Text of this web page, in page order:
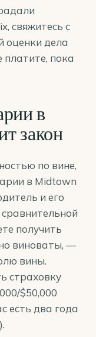
свяжитесь с
оценки дела
платите, пока
в
закон
по вине,
в Midtown
и его
получить
виноваты, —
вины.
страховку
$50,000
есть два года
).